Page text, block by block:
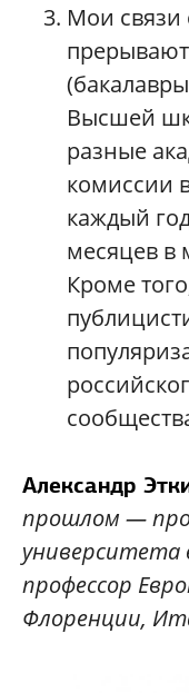
Мои связи
Высшей
разные
комиссии
каждый
месяцев в
Кроме
Александр
прошлом —
университета
профессор
Флоренции,